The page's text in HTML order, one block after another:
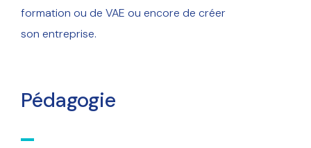
formation ou de VAE ou encore de créer
son entreprise.
Pédagogie